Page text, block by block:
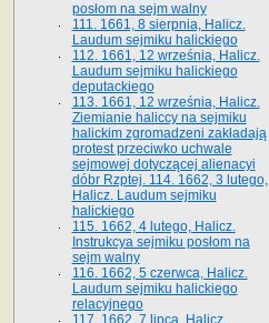
posłom na sejm walny
111. 1661, 8 sierpnia, Halicz.
Laudum sejmiku halickiego
112. 1661, 12 września, Halicz.
Laudum sejmiku halickiego
deputackiego
113. 1661, 12 września, Halicz.
Ziemianie haliccy na sejmiku
halickim zgromadzeni zakładają
protest przeciwko uchwale
sejmowej dotyczącej alienacyi
dóbr Rzptej. 114. 1662, 3 lutego,
Halicz. Laudum sejmiku
halickiego
115. 1662, 4 lutego, Halicz.
Instrukcya sejmiku posłom na
sejm walny
116. 1662, 5 czerwca, Halicz.
Laudum sejmiku halickiego
relacyjnego
117. 1662, 7 lipca, Halicz.